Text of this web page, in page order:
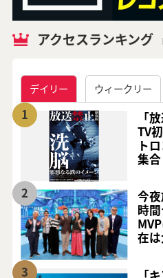
アクセスランキング
デイリー ウィークリー
1
「
TV
ト
集合
2
今
時
在は
3